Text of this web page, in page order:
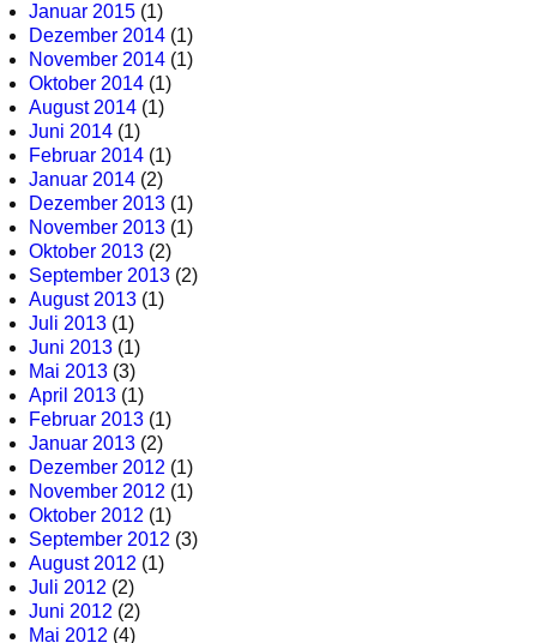
Januar 2015 (1)
Dezember 2014 (1)
November 2014 (1)
Oktober 2014 (1)
August 2014 (1)
Juni 2014 (1)
Februar 2014 (1)
Januar 2014 (2)
Dezember 2013 (1)
November 2013 (1)
Oktober 2013 (2)
September 2013 (2)
August 2013 (1)
Juli 2013 (1)
Juni 2013 (1)
Mai 2013 (3)
April 2013 (1)
Februar 2013 (1)
Januar 2013 (2)
Dezember 2012 (1)
November 2012 (1)
Oktober 2012 (1)
September 2012 (3)
August 2012 (1)
Juli 2012 (2)
Juni 2012 (2)
Mai 2012 (4)